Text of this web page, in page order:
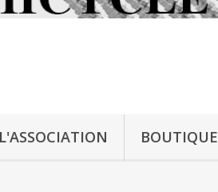
BOUTIQUE